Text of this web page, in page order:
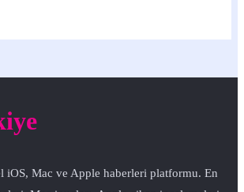
iOS, Mac ve Apple haberleri platformu. En